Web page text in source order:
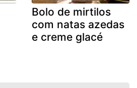
Bolo de mirtilos
com natas azedas
e creme glacé